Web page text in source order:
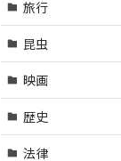
旅行
昆虫
映画
歴史
法律